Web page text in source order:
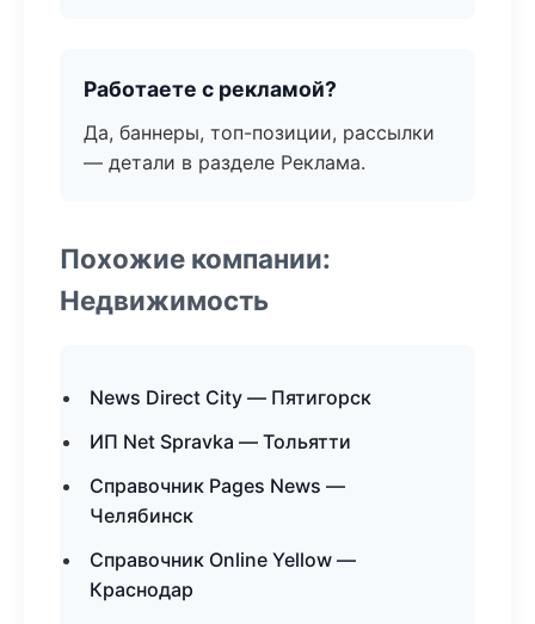
Работаете с рекламой?
Да, баннеры, топ-позиции, рассылки
— детали в разделе Реклама.
Похожие компании:
Недвижимость
News Direct City — Пятигорск
ИП Net Spravka — Тольятти
Справочник Pages News —
Челябинск
Справочник Online Yellow —
Краснодар